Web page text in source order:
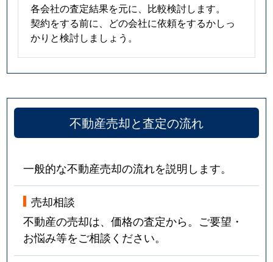
各会社の査定結果を元に、比較検討します。
契約をする前に、どの会社に依頼をするかしっ
かりと検討しましょう。
不動産売却と査定の流れ
一般的な不動産売却の流れを説明します。
売却相談
不動産の売却は、価格の査定から。ご要望・
お悩み等をご相談ください。